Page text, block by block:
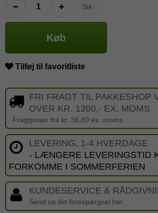
Stk.
Køb
Tilføj til favoritliste
FRI FRAGT TIL PAKKESHOP
OVER KR. 1200,- EX. MOMS
Fragtpriser fra kr. 36,80 ex. moms
LEVERING, 1-4 HVERDAGE
- LÆNGERE LEVERINGSTID
FORKOMME I SOMMERFERIEN
KUNDESERVICE &
Send os din forespørgsel her